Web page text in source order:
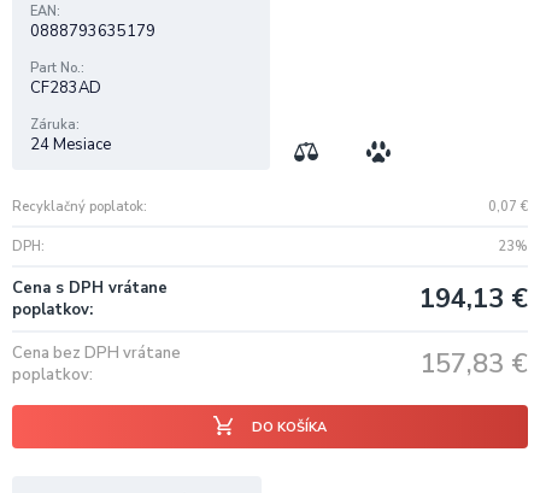
Recyklačný poplatok 0,07 €
DPH 23%
Cena s DPH vrátane
poplatkov
194,13 €
Cena bez DPH vrátane
poplatkov
157,83 €
DO KOŠÍKA
EAN
0888793635179
Part No.
CF283AD
Záruka
24 Mesiace